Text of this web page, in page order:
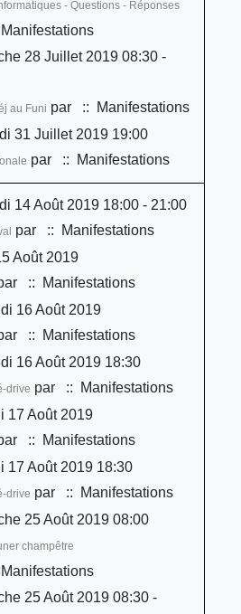
- Questions - Réponses
28 Juillet 2019 08:30 -
au Funi par
:: Manifestations
31 Juillet 2019 19:00
par :: Manifestations
14 Août 2019 18:00 - 21:00
par
:: Manifestations
Août 2019
:: Manifestations
16 Août 2019
:: Manifestations
16 Août 2019 18:30
drive par
:: Manifestations
17 Août 2019
:: Manifestations
17 Août 2019 18:30
drive par
:: Manifestations
25 Août 2019 08:00
champêtre
25 Août 2019 08:30 -